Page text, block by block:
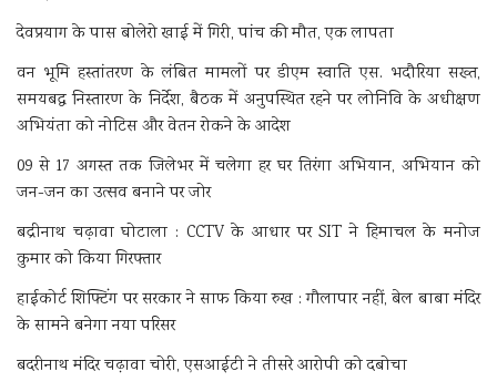
देवप्रयाग के पास बोलेरो खाई में गिरी, पांच की मौत, एक लापता
वन भूमि हस्तांतरण के लंबित मामलों पर डीएम स्वाति एस. भदौरिया सख्त,
समयबद्ध निस्तारण के निर्देश, बैठक में अनुपस्थित रहने पर लोनिवि के अधीक्षण
अभियंता को नोटिस और वेतन रोकने के आदेश
09 से 17 अगस्त तक जिलेभर में चलेगा हर घर तिरंगा अभियान, अभियान को
जन-जन का उत्सव बनाने पर जोर
बद्रीनाथ चढ़ावा घोटाला : CCTV के आधार पर SIT ने हिमाचल के मनोज
कुमार को किया गिरफ्तार
हाईकोर्ट शिफ्टिंग पर सरकार ने साफ किया रुख : गौलापार नहीं, बेल बाबा मंदिर
के सामने बनेगा नया परिसर
बदरीनाथ मंदिर चढ़ावा चोरी, एसआईटी ने तीसरे आरोपी को दबोचा